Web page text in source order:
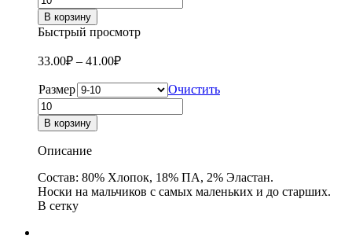
товара
Носки
детские
для
мальчиков
в
сеточку
Юстатекс
3С24
В корзину
Быстрый просмотр
33.00₽ – 41.00₽
Размер
Очистить
Количество
товара
Носки
детские
мальчиков
в
сеточку
В корзину
Описание
Состав: 80% Хлопок, 18% ПА, 2% Эластан.
Носки на мальчиков с самых маленьких и до старших.
В сетку